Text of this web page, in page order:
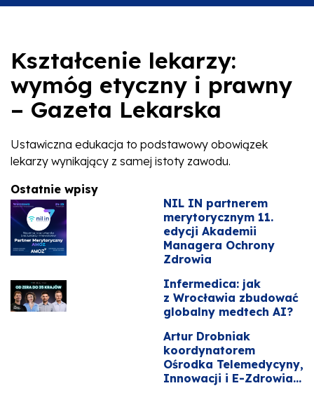
Kształcenie lekarzy:
wymóg etyczny i prawny
– Gazeta Lekarska
Ustawiczna edukacja to podstawowy obowiązek
lekarzy wynikający z samej istoty zawodu.
Ostatnie wpisy
NIL IN partnerem
merytorycznym 11.
edycji Akademii
Managera Ochrony
Zdrowia
Infermedica: jak
z Wrocławia zbudować
globalny medtech AI?
Artur Drobniak
koordynatorem
Ośrodka Telemedycyny,
Innowacji i E-Zdrowia...